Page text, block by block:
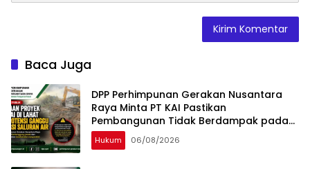
Baca Juga
DPP Perhimpunan Gerakan Nusantara
Raya Minta PT KAI Pastikan
Pembangunan Tidak Berdampak pada
Fungsi Drainase Masyarakat Lahat
Hukum 06/08/2026